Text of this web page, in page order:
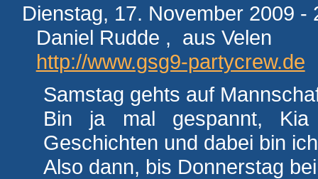
Dienstag, 17. November 2009 -
Daniel Rudde , aus Velen
http://www.gsg9-partycrew.de
Samstag gehts auf
Bin ja mal gespannt,
Geschichten und dabei bin
Also dann, bis Donnerstag